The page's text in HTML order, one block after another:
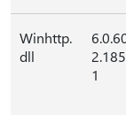
Winhttp.
dll
1